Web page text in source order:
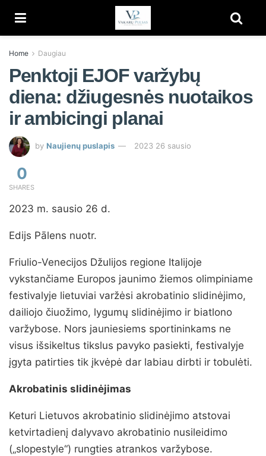
Home Daugiau
Penktoji EJOF varžybų
diena: džiugesnės nuotaikos
ir ambicingi planai
by Naujienų puslapis 2023 26 sausio
0
SHARES
2023 m. sausio 26 d.
Edijs Pālens nuotr.
Friulio-Venecijos Džulijos regione Italijoje
vykstančiame Europos jaunimo žiemos olimpiniame
festivalyje lietuviai varžėsi akrobatinio slidinėjimo,
dailiojo čiuožimo, lygumų slidinėjimo ir biatlono
varžybose. Nors jauniesiems sportininkams ne
visus išsikeltus tikslus pavyko pasiekti, festivalyje
įgyta patirties tik įkvėpė dar labiau dirbti ir tobulėti.
Akrobatinis slidinėjimas
Keturi Lietuvos akrobatinio slidinėjimo atstovai
ketvirtadienį dalyvavo akrobatinio nusileidimo
(„slopestyle“) rungties atrankos varžybose.